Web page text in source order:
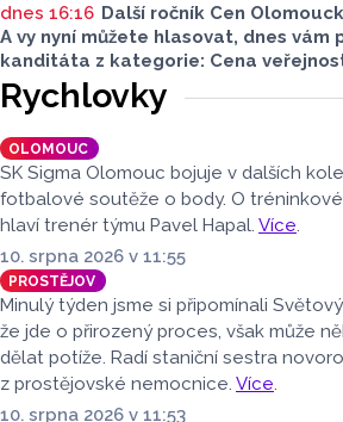
dnes 16:16 Další ročník Cen
A vy nyní můžete hlasovat, dnes vám
kanditáta z kategorie: Cena
životního prostředí. Toto je Bořivoj
v kategorii: Dlouhodobý přínos v
prostředí.
Rychlovky
OLOMOUC
SK Sigma Olomouc bojuje v dalších
fotbalové soutěže o body. O
hlaví trenér týmu Pavel Hapal. Více.
10. srpna 2026 v 11:55
PROSTĚJOV
Minulý týden jsme si připomínali
že jde o přirozený proces, však může
dělat potíže. Radí staniční sestra
z prostějovské nemocnice. Více.
10. srpna 2026 v 11:53